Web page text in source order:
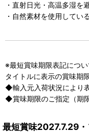
・直射日光・高温多湿を
・自然素材を使用してい
※最短賞味期限表記につい
タイトルに表示の賞味期
◆輸入元入荷状況により
◆賞味期限のご指定（期
最短賞味2027.7.29